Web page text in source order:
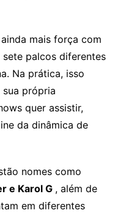
mais força com
palcos diferentes
Na prática, isso
própria
quer assistir,
da dinâmica de
nomes como
e Karol G , além de
em diferentes